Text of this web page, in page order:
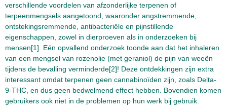
verschillende voordelen van afzonderlijke terpenen of
terpeenmengsels aangetoond, waaronder angstremmende,
ontstekingsremmende, antibacteriële en pijnstillende
eigenschappen, zowel in dierproeven als in onderzoeken bij
mensen[1]. Eén opvallend onderzoek toonde aan dat het inhaleren
van een mengsel van rozenolie (met geraniol) de pijn van weeën
tijdens de bevalling verminderde[2]! Deze ontdekkingen zijn extra
interessant omdat terpenen geen cannabinoïden zijn, zoals Delta-
9-THC, en dus geen bedwelmend effect hebben. Bovendien komen
gebruikers ook niet in de problemen op hun werk bij gebruik.